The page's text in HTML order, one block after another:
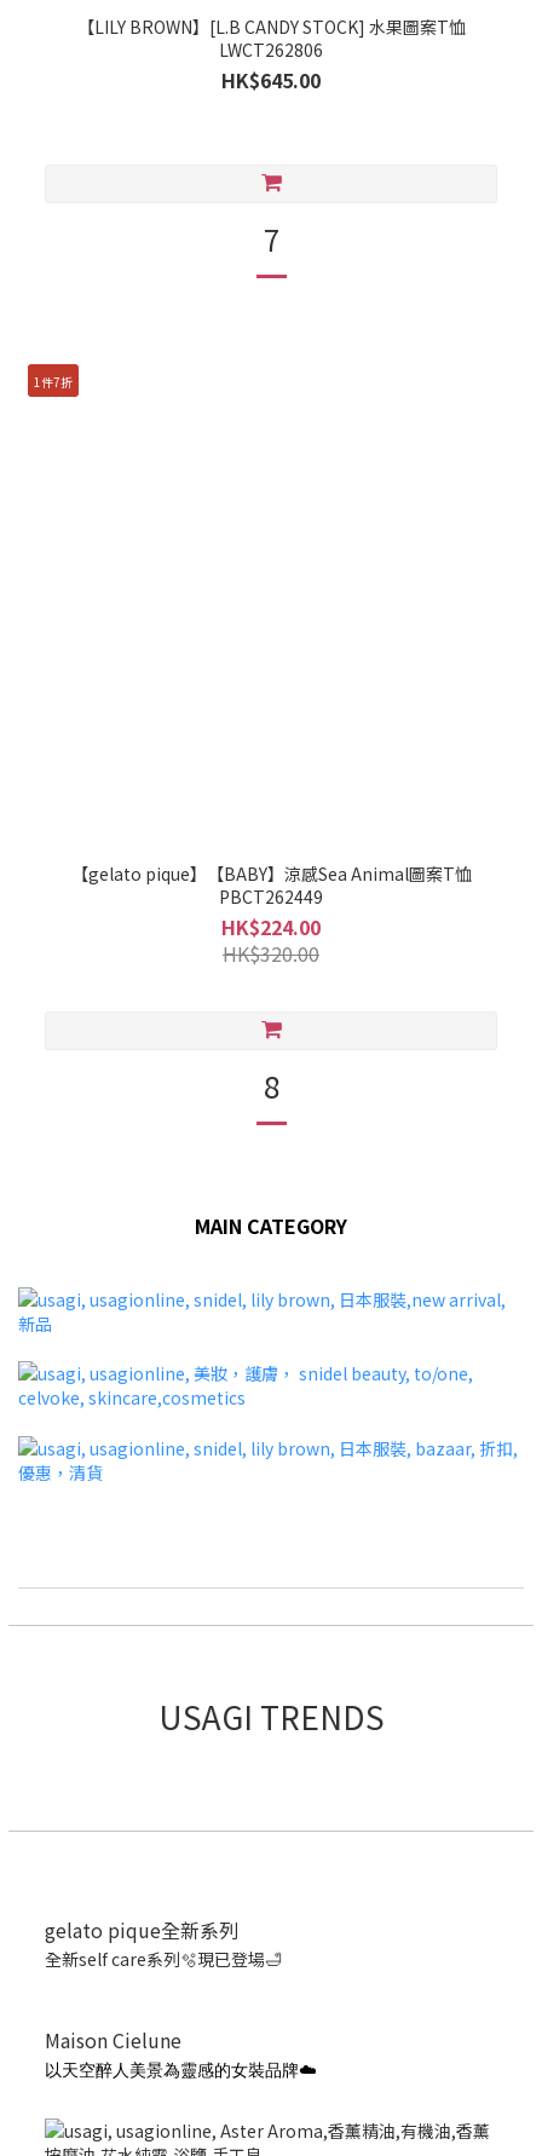
【LILY BROWN】[L.B CANDY STOCK] 水果圖案T恤
LWCT262806
HK$645.00
7
1件7折
【gelato pique】【BABY】涼感Sea Animal圖案T恤
PBCT262449
HK$224.00
HK$320.00
8
MAIN CATEGORY
USAGI TRENDS
gelato pique全新系列
全新self care系列🫧現已登場🛁
Maison Cielune
以天空醉人美景為靈感的女裝品牌☁️